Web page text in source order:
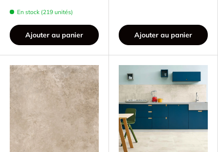
En stock (219 unités)
Ajouter au panier Ajouter au panier